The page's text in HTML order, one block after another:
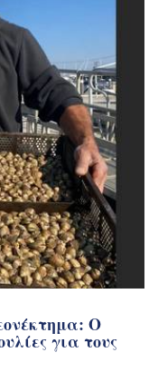
Ο
για τους